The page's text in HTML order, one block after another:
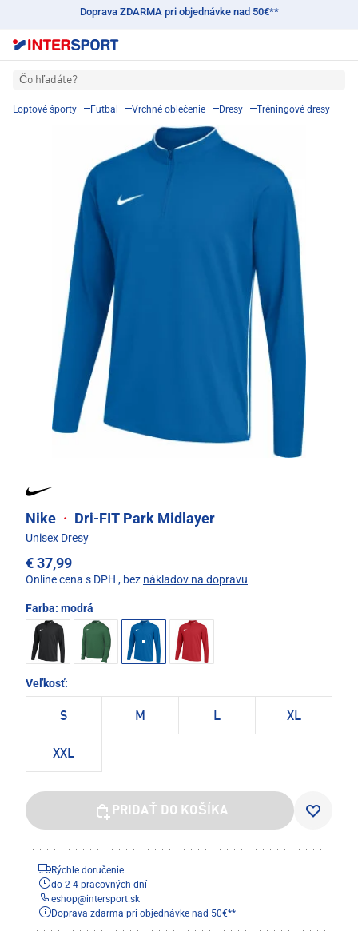
Doprava ZDARMA pri objednávke nad 50€**
Čo hľadáte?
Loptové športy Futbal Vrchné oblečenie Dresy Tréningové dresy
Nike · Dri-FIT Park Midlayer
Unisex Dresy
€ 37,99
Online cena s DPH , bez nákladov na dopravu
Farba: modrá
Veľkosť:
S M L XL
XXL
PRIDAŤ DO KOŠÍKA
Rýchle doručenie
do 2-4 pracovných dní
eshop@intersport.sk
Doprava zdarma pri objednávke nad 50€**